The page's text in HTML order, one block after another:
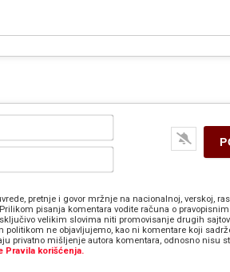
Ime*
E-
pretnje i govor mržnje na nacionalnoj, verskoj,
pisanja komentara vodite računa o
velikim slovima niti promovisanje drugih
politikom ne objavljujemo, kao ni komentare koji
privatno mišljenje autora komentara, odnosno nisu
Pravila korišćenja.